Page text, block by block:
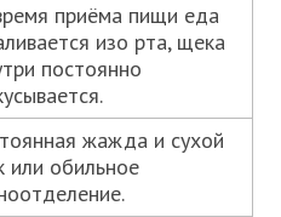
приёма пищи еда
изо рта, щека
постоянно
жажда и сухой
или обильное